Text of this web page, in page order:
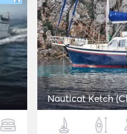
Nauticat Ketch